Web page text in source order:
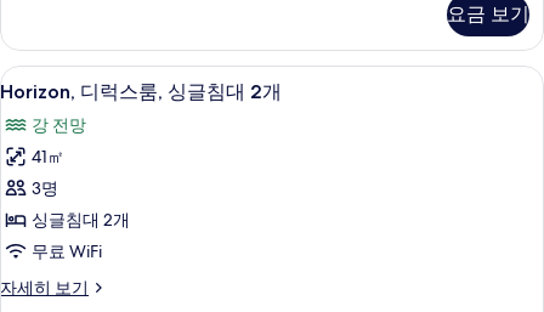
침
대
1
개
사
진
모
두
보
위
트,
킹
이
즈
대
개
자
세
요금 보기
Horizon,
디
럭
스
룸,
싱
글
침
1 개의 침실, 이집트산 면 시트, 고급 침
17
Horizon, 디럭스룸, 싱글침대 2개
강 전망
41㎡
3명
싱글침대 2개
무료 WiFi
자세히 보기
Horizon,